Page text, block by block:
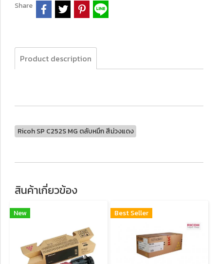
Share
Product description
Ricoh SP C252S MG ตลับหมึก สีม่วงแดง
สินค้าเกี่ยวข้อง
New Best Seller